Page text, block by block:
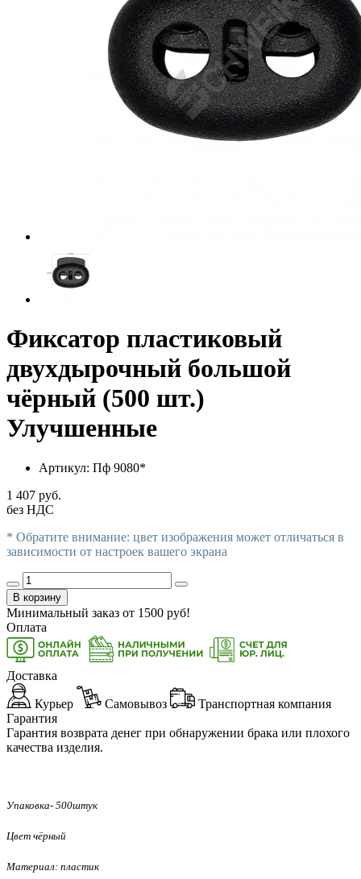
Фиксатор пластиковый
двухдырочный большой
чёрный (500 шт.)
Улучшенные
Артикул: Пф 9080*
1 407 руб.
без НДС
* Обратите внимание: цвет изображения может отличаться в
зависимости от настроек вашего экрана
В корзину
Минимальный заказ от 1500 руб!
Оплата
Доставка
Курьер Самовывоз
Транспортная компания
Гарантия
Гарантия возврата денег при обнаружении брака или плохого
качества изделия.
Упаковка- 500штук
Цвет чёрный
Материал: пластик